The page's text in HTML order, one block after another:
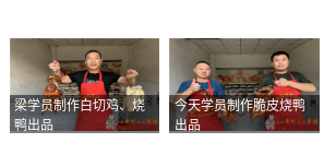
梁学员制作白切鸡、烧
鸭出品
今天学员制作脆皮烧鸭
出品